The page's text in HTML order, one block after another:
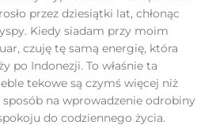
przez dziesiątki lat, chłonąc
Kiedy siadam przy moim
czuję tę samą energię, która
po Indonezji. To właśnie ta
tekowe są czymś więcej niż
na wprowadzenie odrobiny
do codziennego życia.